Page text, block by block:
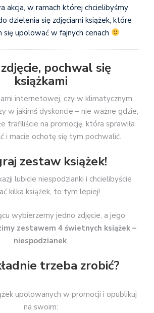
akcja, w ramach której chcielibyśmy
dzielenia się zdjęciami książek, które
się upolować w fajnych cenach
pochwal się
książkami
internetowej, czy w klimatycznym
w jakimś dyskoncie – nie ważne gdzie,
trafiliście na promocję, która sprawiła
i macie ochotę się tym pochwalić.
zestaw książek!
lubicie niespodzianki i chcielibyście
kilka książek, to tym lepiej!
wybierzemy jedno zdjęcie, a jego
zestawem 4 świetnych książek –
niespodzianek.
trzeba zrobić?
upolowanych w promocji i opublikuj
na swoim: